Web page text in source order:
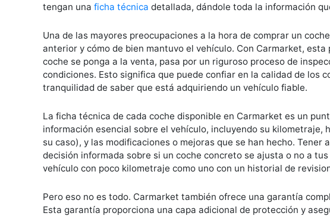
tengan una ficha técnica detallada, dándole toda la información
Una de las mayores preocupaciones a la hora de comprar un
anterior y cómo de bien mantuvo el vehículo. Con Carmarket,
coche se ponga a la venta, pasa por un riguroso proceso de
condiciones. Esto significa que puede confiar en la calidad de los
tranquilidad de saber que está adquiriendo un vehículo fiable.
La ficha técnica de cada coche disponible en Carmarket es un
información esencial sobre el vehículo, incluyendo su
su caso), y las modificaciones o mejoras que se han hecho.
decisión informada sobre si un coche concreto se ajusta o no a
vehículo con poco kilometraje como uno con un historial de
Pero eso no es todo. Carmarket también ofrece una garantía
Esta garantía proporciona una capa adicional de protección y